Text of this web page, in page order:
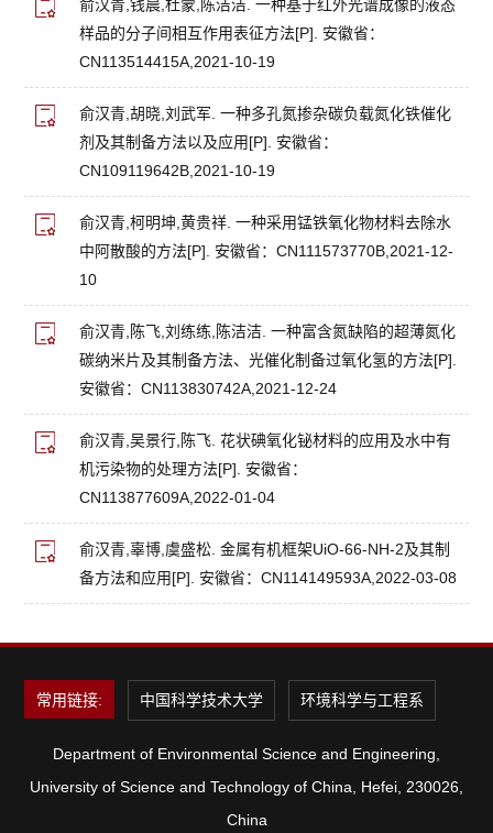
俞汉青,钱晨,杜蒙,陈洁洁. 一种基于红外光谱成像的液态
样品的分子间相互作用表征方法[P]. 安徽省：
CN113514415A,2021-10-19
俞汉青,胡晓,刘武军. 一种多孔氮掺杂碳负载氮化铁催化
剂及其制备方法以及应用[P]. 安徽省：
CN109119642B,2021-10-19
俞汉青,柯明坤,黄贵祥. 一种采用锰铁氧化物材料去除水
中阿散酸的方法[P]. 安徽省：CN111573770B,2021-12-
10
俞汉青,陈飞,刘练练,陈洁洁. 一种富含氮缺陷的超薄氮化
碳纳米片及其制备方法、光催化制备过氧化氢的方法[P].
安徽省：CN113830742A,2021-12-24
俞汉青,吴景行,陈飞. 花状碘氧化铋材料的应用及水中有
机污染物的处理方法[P]. 安徽省：
CN113877609A,2022-01-04
俞汉青,辜博,虞盛松. 金属有机框架UiO-66-NH-2及其制
备方法和应用[P]. 安徽省：CN114149593A,2022-03-08
常用链接: 中国科学技术大学 环境科学与工程系
Department of Environmental Science and Engineering,
University of Science and Technology of China, Hefei, 230026,
China